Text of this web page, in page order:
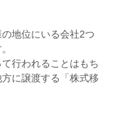
地位にいる会社2つ
行われることはもち
に譲渡する「株式移